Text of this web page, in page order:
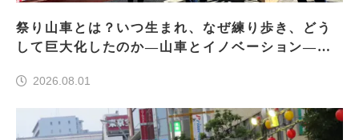
祭り山車とは？いつ生まれ、なぜ練り歩き、どう
して巨大化したのか―山車とイノベーション―＜
2026.08.01